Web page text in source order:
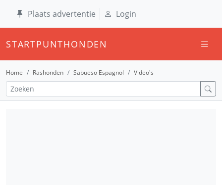
Plaats advertentie Login
STARTPUNTHONDEN
Home Rashonden Sabueso Espagnol Video's